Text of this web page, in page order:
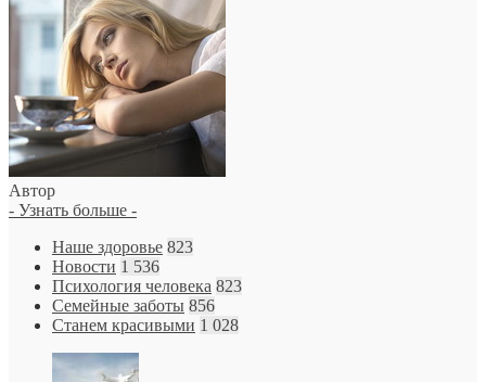
Автор
- Узнать больше -
Наше здоровье 823
Новости 1 536
Психология человека 823
Семейные заботы 856
Станем красивыми 1 028